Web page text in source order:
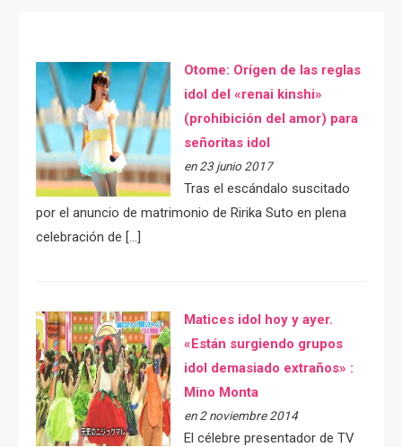
Otome: Orígen de las reglas
idol del «renai kinshi»
(prohibición del amor) para
señoritas idol
en 23 junio 2017
Tras el escándalo suscitado
por el anuncio de matrimonio de Ririka Suto en plena
celebración de […]
Matices idol hoy y ayer.
«Están surgiendo grupos
idol demasiado extraños» :
Mino Monta
en 2 noviembre 2014
El célebre presentador de TV